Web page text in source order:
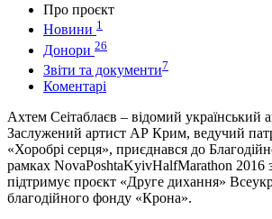
Про проєкт
Новини 1
Донори 26
Звіти та документи7
Коментарі
Ахтем Сеітаблаєв – відомий український
Заслужений артист АР Крим, ведучий
«Хоробрі серця», приєднався до
рамках NovaPoshtaKyivHalfMarathon 2016
підтримує проєкт «Друге дихання»
благодійного фонду «Крона».